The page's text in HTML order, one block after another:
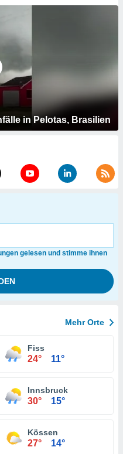
in Pelotas, Brasilien
gelesen und stimme ihnen
Mehr Orte
Fiss
24° 11°
Innsbruck
30° 15°
Kössen
27° 14°